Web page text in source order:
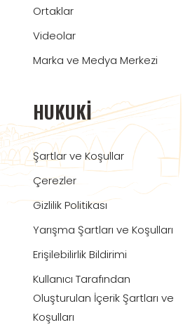
Ortaklar
Videolar
Marka ve Medya Merkezi
HUKUKI
Şartlar ve Koşullar
Çerezler
Gizlilik Politikası
Yarışma Şartları ve Koşulları
Erişilebilirlik Bildirimi
Kullanıcı Tarafından
Oluşturulan İçerik Şartları ve
Koşulları